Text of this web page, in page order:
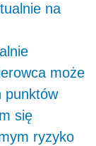
na
może
punktów
się
ryzyko